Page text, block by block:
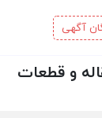
آگهی
و قطعات